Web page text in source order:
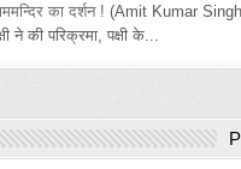
का दर्शन ! (Amit Kumar
ने की परिक्रमा, पक्षी के...